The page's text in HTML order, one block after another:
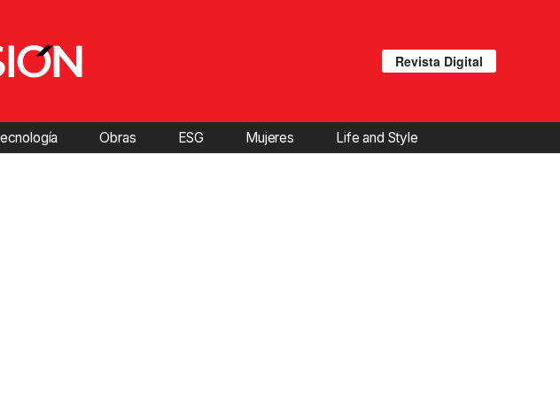
Revista Digital
Obras ESG Mujeres Life and Style